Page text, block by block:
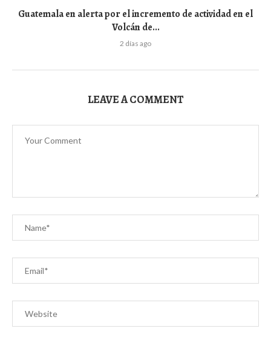
Guatemala en alerta por el incremento de actividad en el
Volcán de...
2 días ago
LEAVE A COMMENT